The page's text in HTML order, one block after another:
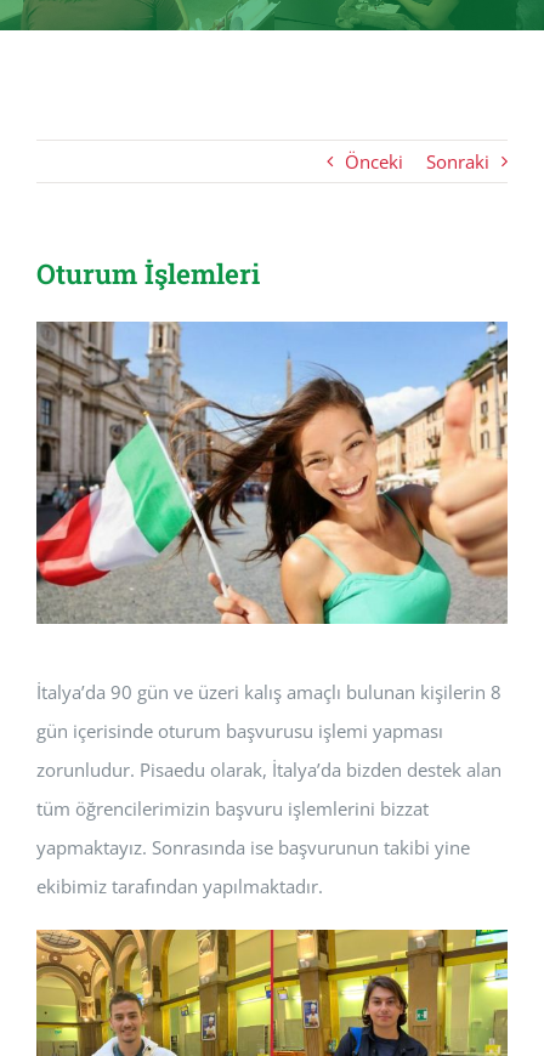
Önceki Sonraki
Oturum İşlemleri
View
Larger
Image
İtalya’da 90 gün ve üzeri kalış amaçlı bulunan kişilerin 8
gün içerisinde oturum başvurusu işlemi yapması
zorunludur. Pisaedu olarak, İtalya’da bizden destek alan
tüm öğrencilerimizin başvuru işlemlerini bizzat
yapmaktayız. Sonrasında ise başvurunun takibi yine
ekibimiz tarafından yapılmaktadır.